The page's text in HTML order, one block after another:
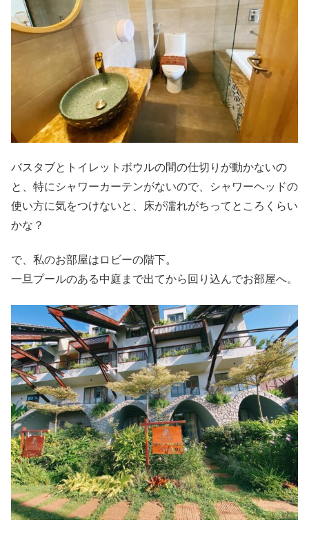
バスタブとトイレットボウルの間の仕切りが動かないの
と、特にシャワーカーテンがないので、シャワーヘッドの
使い方に気をつけないと、床が濡れがちってところくらい
かな？
で、私のお部屋はロビーの階下。
一旦プールのある中庭まで出てから回り込んでお部屋へ。